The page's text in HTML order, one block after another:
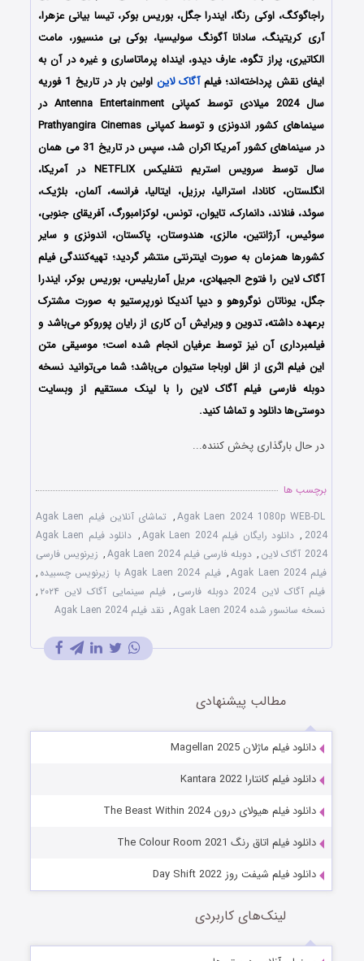
راجاگوکگ، اوکی رنگا، ایندرا جگل، بوریس بوکر، تیسا بیانی عزهرا،
آری کریتینگ، سادانا آگونگ سولیسیا، بوکی بی منسیور، مامت
الکاتیری، پراز تگوه، عارف دیدو، اینداه پرماتاساری و غیره در آن به
ایفای نقش پرداخته‌اند؛ فیلمآگاک لاین
اولین بار در تاریخ 1 فوریه
سال 2024 میلادی توسط کمپانی Antenna Entertainment در
سینماهای کشور اندونزی و توسط کمپانی Prathyangira Cinemas
در سینماهای کشور آمریکا اکران شد، سپس در تاریخ 31 می همان
سال توسط سرویس استریم نتفلیکس NETFLIX در آمریکا،
انگلستان، کانادا، استرالیا، برزیل، ایتالیا، فرانسه، آلمان، بلژیک،
سوئد، فنلاند، دانمارک، تایوان، تونس، لوکزامبورگ، آفریقای جنوبی،
سوئیس، آرژانتین، مالزی، هندوستان، پاکستان، اندونزی و سایر
کشورها همزمان به صورت اینترنتی منتشر گردید؛ تهیه‌کنندگی فیلم
آگاک لاین را فتوح الجیهادی، مریل آماریلیس، بوریس بوکر، ایندرا
جگل، یوناتان نوگروهو و دیپا آندیکا نورپرستیو به صورت مشترک
برعهده داشته، تدوین و ویرایش آن کاری از رایان پوروکو می‌باشد و
فیلمبرداری آن نیز توسط عرفیان انجام شده است؛ موسیقی متن
این فیلم اثری از افل اوباجا ستیوان می‌باشد؛ شما می‌توانید نسخه
دوبله فارسی فیلم آگاک لاین را با ‌لینک مستقیم از وبسایت
دوستی‌ها دانلود و تماشا کنید.
در حال بارگذاری پخش کننده...
برچسب ها
Agak Laen 2024 1080p WEB-DL
,
تماشای آنلاین فیلم Agak Laen
2024
, دانلود رایگان فیلم Agak Laen 2024 ,
دانلود فیلم Agak Laen
2024 آگاک لاین
, دوبله فارسی فیلم Agak Laen 2024 , زیرنویس فارسی
فیلم Agak Laen 2024
, فیلم Agak Laen 2024 با زیرنویس چسبیده
,
فیلم آگاک لاین 2024 دوبله فارسی
, فیلم سینمایی آگاک لاین ۲۰۲۴
,
نسخه سانسور شده Agak Laen 2024
, نقد فیلم Agak Laen 2024
مطالب پیشنهادی
دانلود فیلم ماژلان Magellan 2025
دانلود فیلم کانتارا Kantara 2022
دانلود فیلم هیولای درون The Beast Within 2024
دانلود فیلم اتاق رنگ The Colour Room 2021
دانلود فیلم شیفت روز Day Shift 2022
لینک‌های کاربردی